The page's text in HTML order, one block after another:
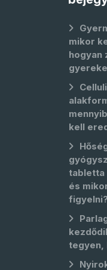
mikor
hogyan
kell
tabletta
és
figyelni?
tegyen,